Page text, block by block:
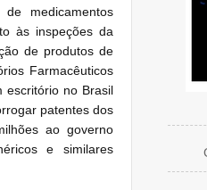
medicamentos
às inspeções da
de produtos de
Farmacêuticos
escritório no Brasil
patentes dos
ao governo
e similares